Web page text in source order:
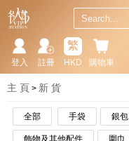
購物車
繁
HKD
註冊
登入
主 頁 新 貨
全部 手袋 銀包
飾物及其他配件 圍巾